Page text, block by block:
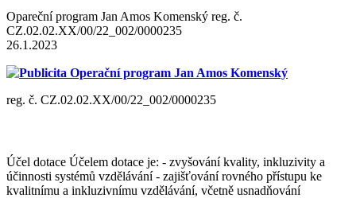
Opareční program Jan Amos Komenský reg. č.
CZ.02.02.XX/00/22_002/0000235
26.1.2023
Publicita Operační program Jan Amos Komenský
reg. č. CZ.02.02.XX/00/22_002/0000235
Účel dotace Účelem dotace je: - zvyšování kvality, inkluzivity a
účinnosti systémů vzdělávání - zajišťování rovného přístupu ke
kvalitnímu a inkluzivnímu vzdělávání, včetně usnadňování